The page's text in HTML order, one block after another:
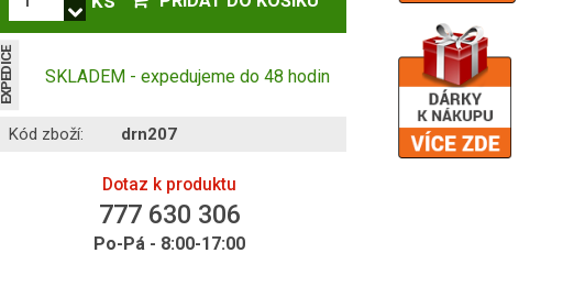
EXPEDICE SKLADEM - expedujeme do 48 hodin
Kód zboží: drn207
Dotaz k produktu
777 630 306
Po-Pá - 8:00-17:00